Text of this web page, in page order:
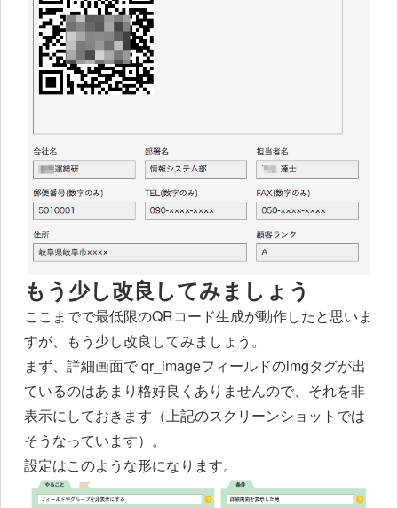
もう少し改良してみましょう
ここまでで最低限のQRコード生成が動作したと思いま
すが、もう少し改良してみましょう。
まず、詳細画面で qr_imageフィールドのimgタグが出
ているのはあまり格好良くありませんので、それを非
表示にしておきます（上記のスクリーンショットでは
そうなっています）。
設定はこのような形になります。